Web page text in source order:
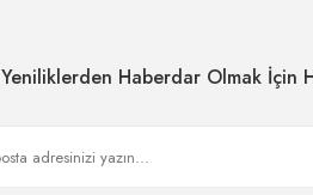
Yeniliklerden Haberdar Olmak İçin